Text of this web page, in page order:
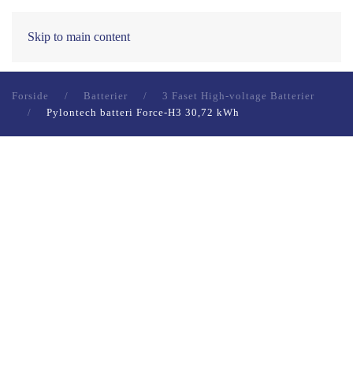
Skip to main content
Forside Batterier
3 Faset High-voltage Batterier
Pylontech batteri Force-H3 30,72 kWh